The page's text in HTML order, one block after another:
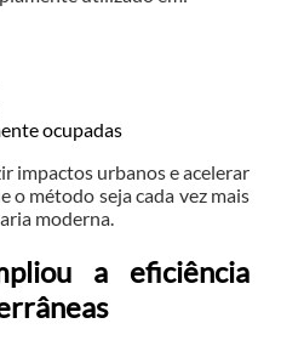
ocupadas
impactos urbanos e acelerar
o método seja cada vez mais
moderna.
a eficiência